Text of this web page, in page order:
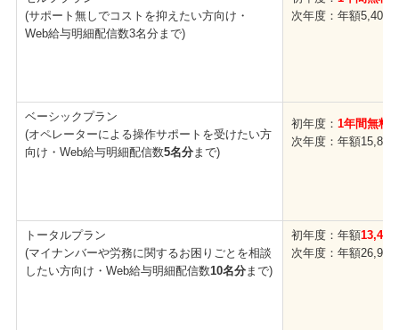
(サポート無しでコストを抑えたい方向け・
Web給与明細配信数3名分まで)
次年度：年額5,400
ベーシックプラン
(オペレーターによる操作サポートを受けたい方
向け・Web給与明細配信数5名分まで)
初年度：1年間無料
次年度：年額15,800
トータルプラン
(マイナンバーや労務に関するお困りごとを相談
したい方向け・Web給与明細配信数10名分まで)
初年度：年額13,450
次年度：年額26,900